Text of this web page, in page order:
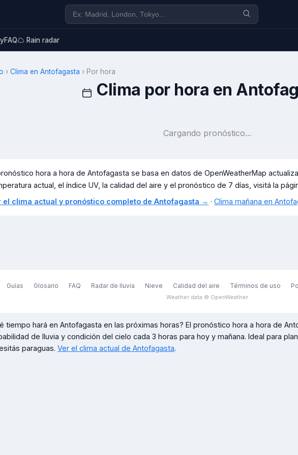
FAQ Rain radar
› Clima en Antofagasta › Por hora
Clima por hora en
Cargando pronóstico...
hora a hora de Antofagasta se basa en datos de OpenWeatherMap
actual, el índice UV, la calidad del aire y el pronóstico de 7 días, visitá la
el clima actual y pronóstico completo de Antofagasta → · Clima mañana en
Guías Glosario FAQ Radar de lluvia Nieve Calidad del aire Términos de uso
Weather data © OpenWeather
tiempo hará en Antofagasta en las próximas horas? El pronóstico hora a hora de
de lluvia y condición del cielo cada 3 horas para hoy y mañana. Ideal para
paraguas. Ver el clima actual de Antofagasta.